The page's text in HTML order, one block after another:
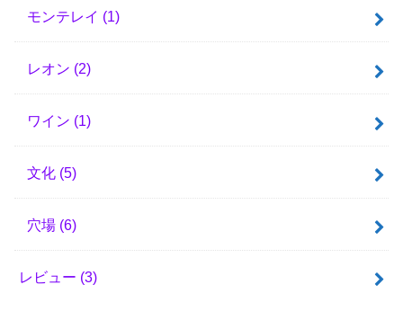
モンテレイ (1)
レオン (2)
ワイン (1)
文化 (5)
穴場 (6)
レビュー (3)